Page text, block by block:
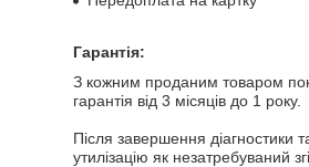
Гарантія:
З кожним проданим товаром
гарантія від 3 місяців до 1 року.
Після завершення діагностики
утилізацію як незатребуваний